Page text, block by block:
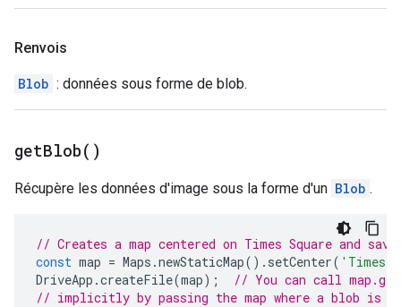
Renvois
Blob : données sous forme de blob.
getBlob( )
Récupère les données d'image sous la forme d'un Blob .
// Creates a map centered on Times Square and
const map = Maps .newStaticMap(). setCenter( 'Times
DriveApp .createFile(map);
// You can call
// implicitly by passing the map where a blob is